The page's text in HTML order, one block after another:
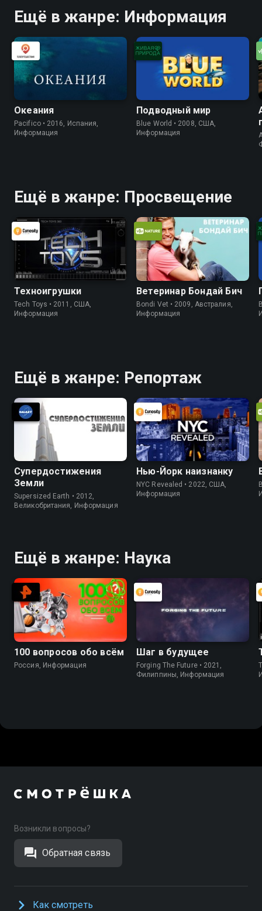
Ещё в жанре: Информация
Океания
Pacifico • 2016, Испания,
Информация
Подводный мир
Blue World • 2008, США,
Информация
Ещё в жанре: Просвещение
Техноигрушки
Tech Toys • 2011, США,
Информация
Ветеринар Бондай Бич
Bondi Vet • 2009, Австралия,
Информация
Ещё в жанре: Репортаж
Супердостижения
Земли
Supersized Earth • 2012,
Великобритания, Информация
Нью-Йорк наизнанку
NYC Revealed • 2022, США,
Информация
Ещё в жанре: Наука
100 вопросов обо всём
Россия, Информация
Шаг в будущее
Forging The Future • 2021,
Филиппины, Информация
Возникли вопросы?
Обратная связь
Как смотреть